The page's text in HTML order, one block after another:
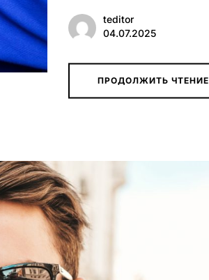
teditor
04.07.2025
ПРОДОЛЖИТЬ ЧТЕНИЕ